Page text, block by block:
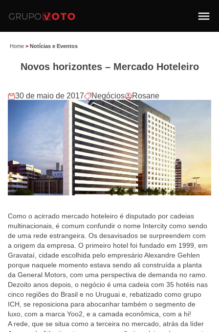
Home > Notícias e Eventos
Novos horizontes – Mercado Hoteleiro
30 de maio de 2017 Negócios Rosane
Como o acirrado mercado hoteleiro é disputado por cadeias
multinacionais, é comum confundir o nome Intercity como sendo
de uma rede estrangeira. Os desavisados se surpreendem com
a origem da empresa. O primeiro hotel foi fundado em 1999, em
Gravataí, cidade escolhida pelo empresário Alexandre Gehlen
porque naquele momento estava sendo ali construída a planta
da General Motors, com uma perspectiva de demanda no ramo.
Dezoito anos depois, o negócio é uma cadeia com 35 hotéis nas
cinco regiões do Brasil e no Uruguai e, rebatizado como grupo
ICH, se reposiciona para abocanhar também o segmento de
luxo, com a marca Yoo2, e a camada econômica, com a hi!
A rede, que se situa como a terceira no mercado, atrás da líder